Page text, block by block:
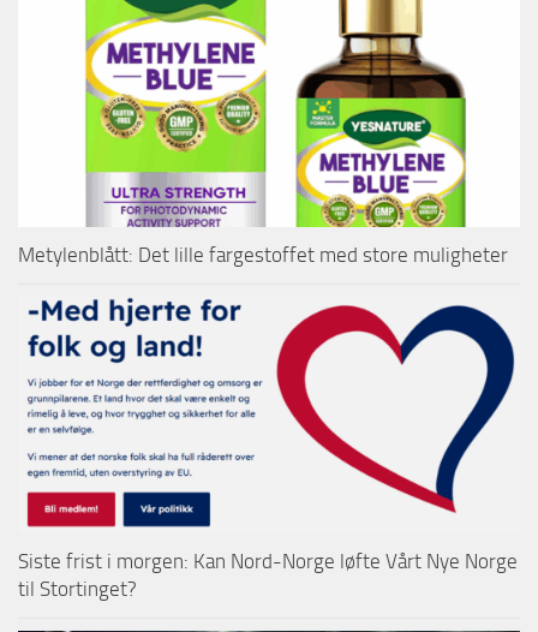
Metylenblått: Det lille fargestoffet med store muligheter
Siste frist i morgen: Kan Nord-Norge løfte Vårt Nye Norge
til Stortinget?